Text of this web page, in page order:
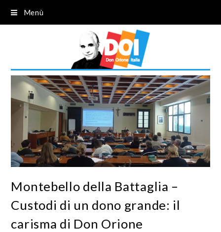
Menù
Montebello della Battaglia –
Custodi di un dono grande: il
carisma di Don Orione